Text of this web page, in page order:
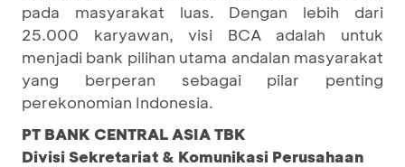
pada masyarakat luas. Dengan lebih dari
25.000 karyawan, visi BCA adalah untuk
menjadi bank pilihan utama andalan masyarakat
yang berperan sebagai pilar penting
perekonomian Indonesia.
PT BANK CENTRAL ASIA TBK
Divisi Sekretariat & Komunikasi Perusahaan